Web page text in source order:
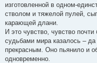
изготовленной в одном-
стволом и тяжелой пулей,
карающей длани.
И это чувство, чувство
судьбами мира казалось –
прекрасным. Оно пьянило и
одновременно.